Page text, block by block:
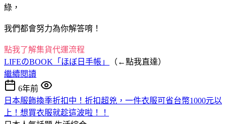
綠，
我們都會努力為你解答唷！
點我了解集貨代運流程
LIFEのBOOK「ほぼ日手帳」
（←點我直達）
繼續閱讀
6年前
日本服飾換季折扣中！折扣超兇，一件衣服可省台幣1000元以
上！想買衣服就趁這波啦！！